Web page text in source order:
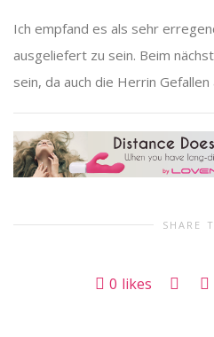
Ich empfand es als sehr
ausgeliefert zu sein. Beim
sein, da auch die Herrin
SHARE
0 likes